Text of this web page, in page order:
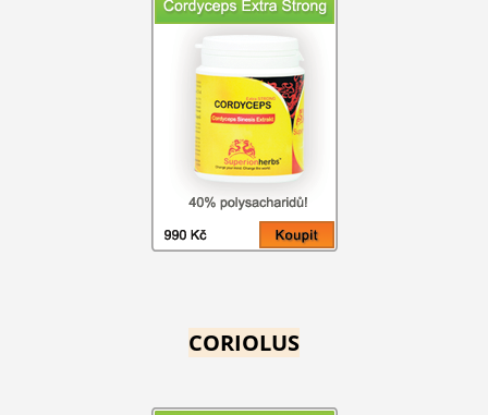
CORIOLUS